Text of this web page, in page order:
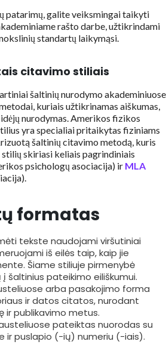
patarimų, galite veiksmingai taikyti
rašto darbe, užtikrindami
standartų laikymąsi.
citavimo stiliais
šaltinių nurodymo akademiniuose
kuriais užtikrinamas aiškumas,
nurodymas. Amerikos fizikos
yra specialiai pritaikytas fiziniams
šaltinių citavimo metodą, kuris
skiriasi keliais pagrindiniais
psichologų asociacija) ir MLA
formatas
tekste naudojami viršutiniai
iš eilės taip, kaip jie
Šiame stiliuje pirmenybė
šaltinius pateikimo eiliškumui.
arba pasakojimo forma
ir datos citatos, nurodant
ir publikavimo metus.
pateiktas nuorodas su
ir puslapio (-ių) numeriu (-iais).